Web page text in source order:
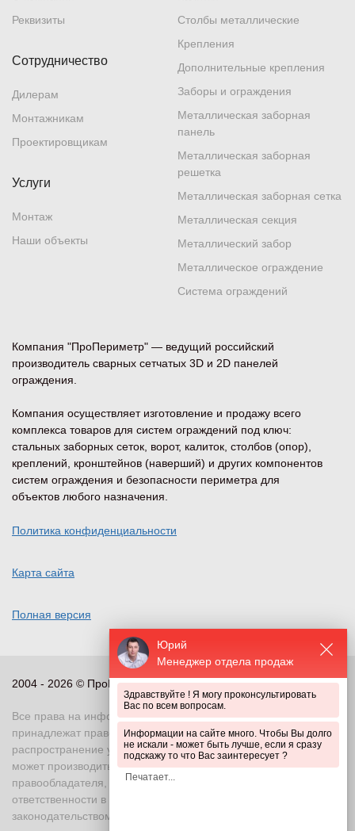
Юрий
Менеджер отдела продаж
Здравствуйте ! Я могу проконсультировать
Вас по всем вопросам.
Информации на сайте много. Чтобы Вы долго
не искали - может быть лучше, если я сразу
подскажу то что Вас заинтересует ?
Компания "ПроПериметр" — ведущий российский
производитель сварных сетчатых 3D и 2D панелей
ограждения.
Компания осуществляет изготовление и продажу всего
комплекса товаров для систем ограждений под ключ:
стальных заборных сеток, ворот, калиток, столбов (опор),
креплений, кронштейнов (наверший) и других компонентов
систем ограждения и безопасности периметра для
объектов любого назначения.
Политика конфиденциальности
Карта сайта
Полная версия
Реквизиты
Столбы металлические
Крепления
Дополнительные крепления
Заборы и ограждения
Металлическая заборная
панель
Металлическая заборная
решетка
Металлическая заборная сетка
Металлическая секция
Металлический забор
Металлическое ограждение
Система ограждений
Сотрудничество
Дилерам
Монтажникам
Проектировщикам
Услуги
Монтаж
Наши объекты
2004 - 2026 © ПроПериметр, все права защищены
Все права на информационные и иные материалы сайта
принадлежат правообладателю. Воспроизведение или
распространение указанных материалов в любой форме
может производиться только с письменного разрешения
правообладателя, в противном случае возможно применение
ответственности в соответствии с действующим
законодательством Российской Федерации. При